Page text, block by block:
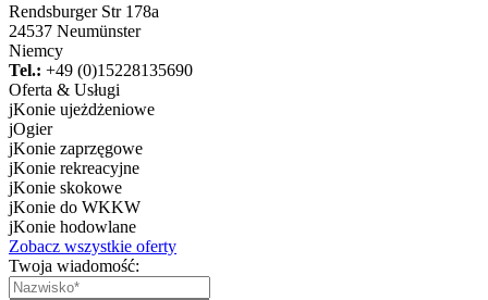
Rendsburger Str 178a
24537 Neumünster
Niemcy
Tel.: +49 (0)15228135690
Oferta & Usługi
jKonie ujeżdżeniowe
jOgier
jKonie zaprzęgowe
jKonie rekreacyjne
jKonie skokowe
jKonie do WKKW
jKonie hodowlane
Zobacz wszystkie oferty
Twoja wiadomość: